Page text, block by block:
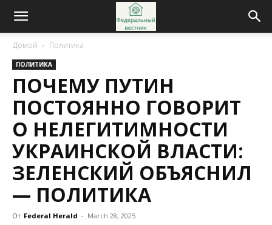
Домой Политика
ПОЛИТИКА
ПОЧЕМУ ПУТИН
ПОСТОЯННО ГОВОРИТ
О НЕЛЕГИТИМНОСТИ
УКРАИНСКОЙ ВЛАСТИ:
ЗЕЛЕНСКИЙ ОБЪЯСНИЛ
— ПОЛИТИКА
От Federal Herald - March 28, 2025